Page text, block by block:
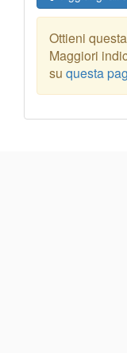
Ottieni
Maggiori
su questa